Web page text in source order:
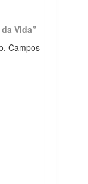
Vida”
Campos